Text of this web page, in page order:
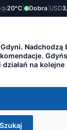
⛈️20°C Dobra USD
Nadchodzą
na kolejne
Szukaj